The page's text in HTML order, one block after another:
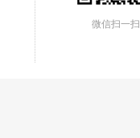
微信扫一扫